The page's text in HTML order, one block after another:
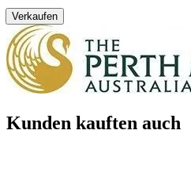
Verkaufen
Kunden kauften auch